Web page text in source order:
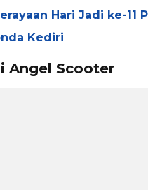
Hari Jadi ke-11
Kediri
Angel Scooter